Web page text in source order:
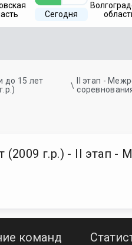
Сегодня
до 15 лет
II этап -
г.р.) - II этап -
команд